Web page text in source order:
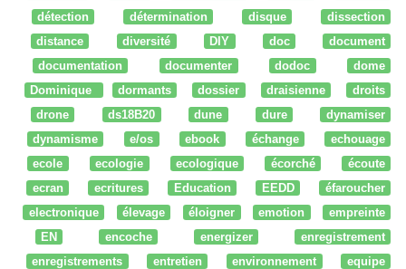
détection
détermination disque
dissection
distance
diversité DIY doc
document
documentation
documenter dodoc
dome
Dominique
dormants dossier draisienne
droits
drone
ds18B20 dune dure
dynamiser
dynamisme
e/os ebook échange
echouage
ecole
ecologie ecologique écorché
écoute
ecran
ecritures Education EEDD
éfaroucher
electronique
élevage éloigner emotion
empreinte
EN
encoche energizer
enregistrement
enregistrements
entretien environnement
equipe